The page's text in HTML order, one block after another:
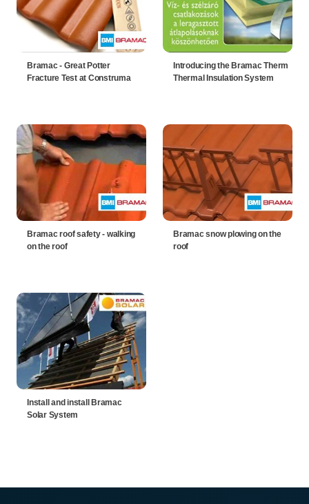
Bramac - Great Potter
Fracture Test at Construma
Introducing the Bramac Therm
Thermal Insulation System
Bramac roof safety - walking
on the roof
Bramac snow plowing on the
roof
Install and install Bramac
Solar System